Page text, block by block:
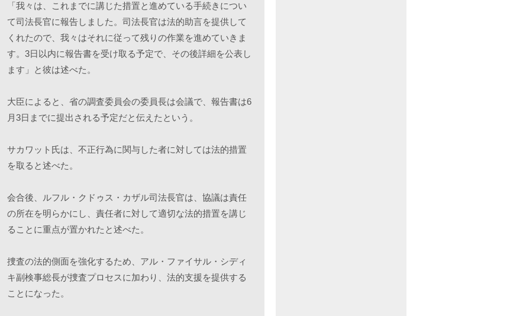
「我々は、これまでに講じた措置と進めている手続きについ
て司法長官に報告しました。司法長官は法的助言を提供して
くれたので、我々はそれに従って残りの作業を進めていきま
す。3日以内に報告書を受け取る予定で、その後詳細を公表し
ます」と彼は述べた。
大臣によると、省の調査委員会の委員長は会議で、報告書は6
月3日までに提出される予定だと伝えたという。
サカワット氏は、不正行為に関与した者に対しては法的措置
を取ると述べた。
会合後、ルフル・クドゥス・カザル司法長官は、協議は責任
の所在を明らかにし、責任者に対して適切な法的措置を講じ
ることに重点が置かれたと述べた。
捜査の法的側面を強化するため、アル・ファイサル・シディ
キ副検事総長が捜査プロセスに加わり、法的支援を提供する
ことになった。